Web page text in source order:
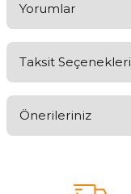
Yorumlar
Taksit Seçenekleri
Önerileriniz
tarafımıza iletebilirsiniz.